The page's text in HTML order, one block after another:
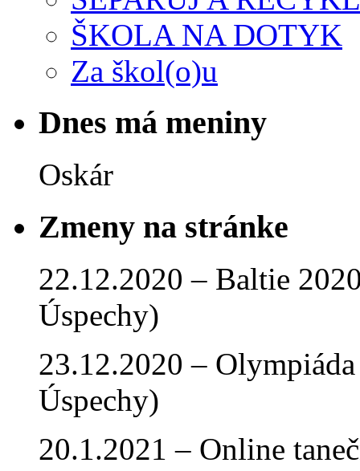
ŠKOLA NA DOTYK
Za škol(o)u
Dnes má meniny
Oskár
Zmeny na stránke
22.12.2020 – Baltie
Úspechy)
23.12.2020 –
Úspechy)
20.1.2021 – Online